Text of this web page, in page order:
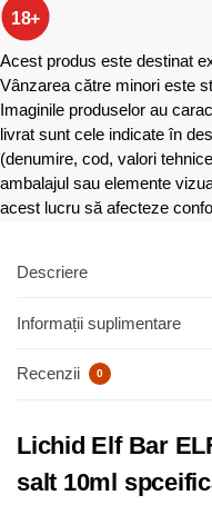
18+
Acest produs este destinat
Vânzarea către minori este
Imaginile produselor au
livrat sunt cele indicate în
(denumire, cod, valori
ambalajul sau elemente
acest lucru să afecteze
Descriere
Informații suplimentare
Recenzii 0
Lichid Elf Bar
salt 10ml